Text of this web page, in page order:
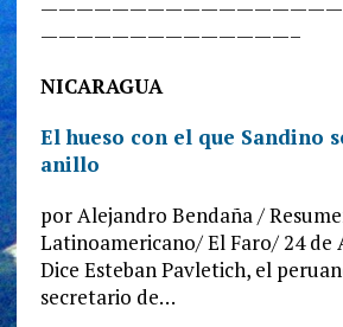
——————————————–
NICARAGUA
El hueso con el que Sandino
anillo
por Alejandro Bendaña /
Latinoamericano/ El Faro/ 24 de
Dice Esteban Pavletich, el
secretario de…